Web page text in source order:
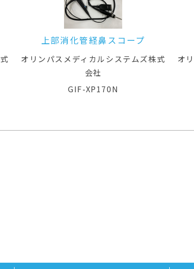
株式
ビデオシステムセンター
（Hivision）
オリンパスメディカルシステムズ株式
CV-260(A)